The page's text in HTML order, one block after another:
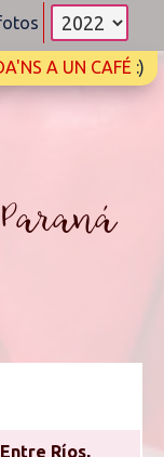
A UN CAFÉ :)
Rí­os,